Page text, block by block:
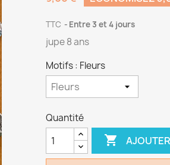
TTC Entre 3 et 4 jours
jupe 8 ans
Motifs : Fleurs
Quantité
